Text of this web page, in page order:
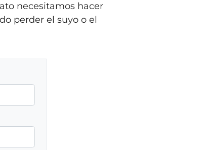
necesitamos hacer
perder el suyo o el